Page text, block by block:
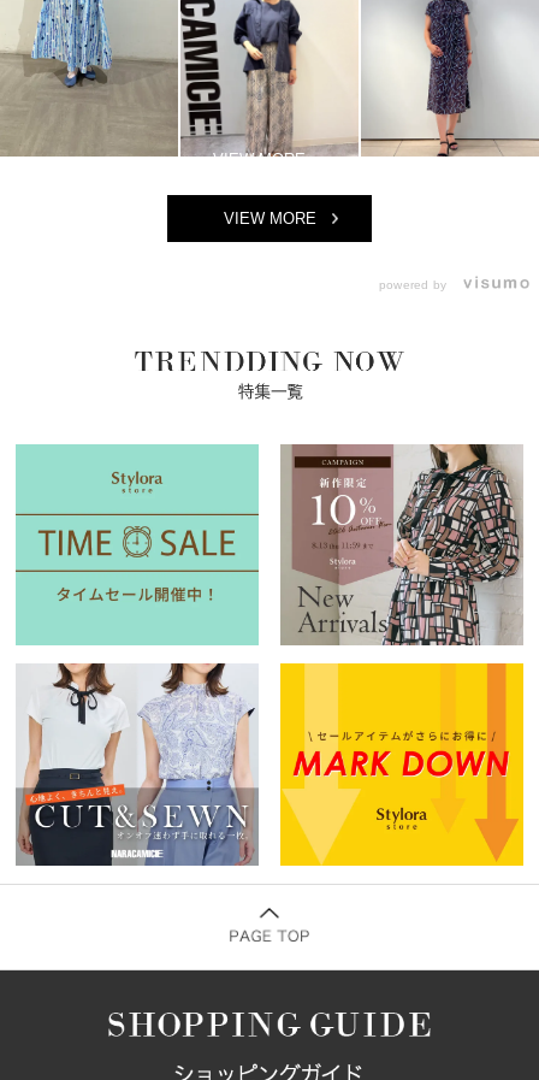
VIEW MORE
powered by